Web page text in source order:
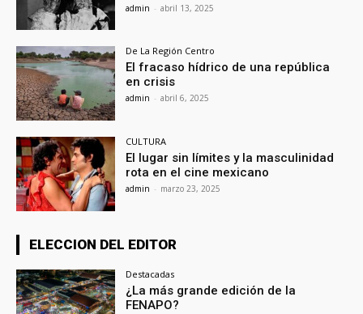
admin - abril 13, 2025
De La Región Centro
El fracaso hídrico de una república
en crisis
admin - abril 6, 2025
CULTURA
El lugar sin límites y la masculinidad
rota en el cine mexicano
admin - marzo 23, 2025
ELECCION DEL EDITOR
Destacadas
¿La más grande edición de la
FENAPO?